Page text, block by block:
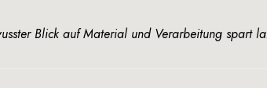
Blick auf Material und Verarbeitung spart